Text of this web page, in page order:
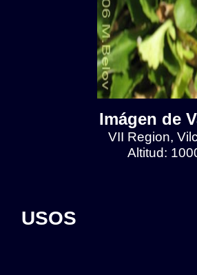
Imágen de
VII Region,
Altitud:
USOS